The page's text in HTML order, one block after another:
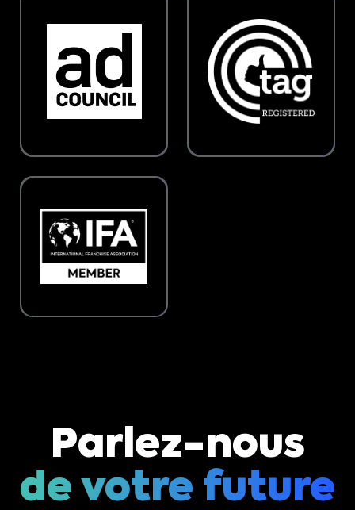
Parlez-nous
de votre future